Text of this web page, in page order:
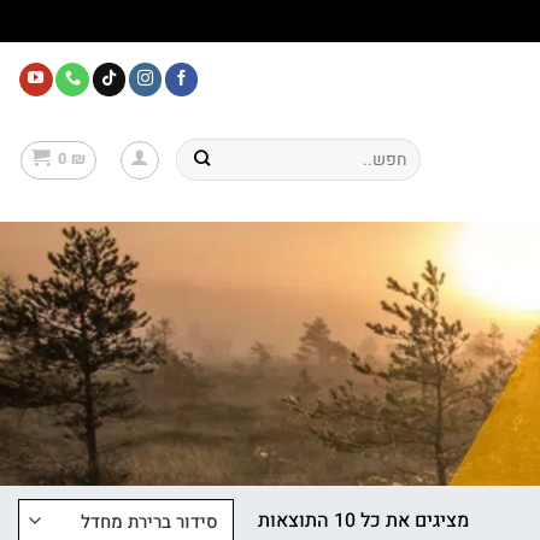
חיפוש
עבור:
0 ₪
מציגים את כל ⁦10⁩ התוצאות